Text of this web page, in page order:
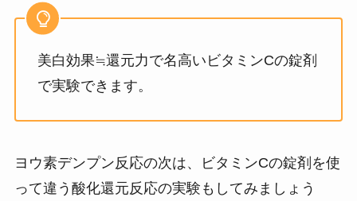
美白効果≒還元力で名高いビタミンCの錠剤
で実験できます。
ヨウ素デンプン反応の次は、ビタミンCの錠剤を使
って違う酸化還元反応の実験もしてみましょう